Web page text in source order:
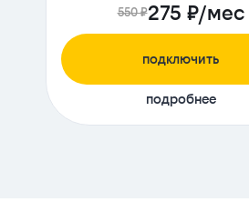
550 ₽275 ₽/мес
подключить
подробнее